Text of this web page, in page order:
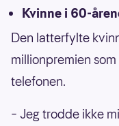
Kvinne i 60-
Den latterfylte
millionpremien
telefonen.
– Jeg trodde ikke